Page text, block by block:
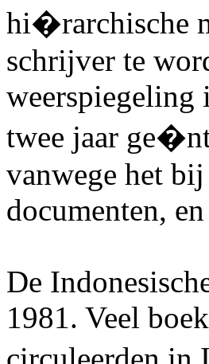
hi�rarchische
schrijver te
weerspiegeling
twee jaar
vanwege het
documenten,
De
1981. Veel